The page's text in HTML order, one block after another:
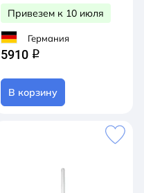
Привезем к 10 июля
Германия
5910 q
В корзину